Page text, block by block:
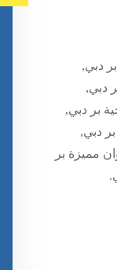
دبي,
دبي,
بر دبي,
دبي,
مميزة بر